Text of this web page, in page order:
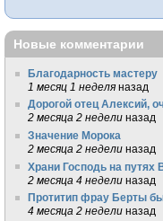
Новые комментарии
Благодарность мастеру
1 месяц 1 неделя назад
Дорогой отец Алексий,
2 месяца 2 недели назад
Значение Морока
2 месяца 2 недели назад
Храни Господь на путях
2 месяца 4 недели назад
Протитип фрау Берты
4 месяца 2 недели назад